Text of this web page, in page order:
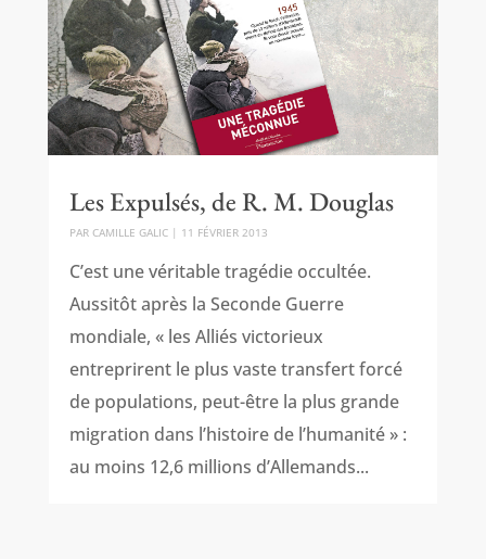
Les Expulsés, de R. M. Douglas
PAR CAMILLE GALIC| 11 FÉVRIER 2013
C’est une véritable tragédie occultée.
Aussitôt après la Seconde Guerre
mondiale, « les Alliés victorieux
entreprirent le plus vaste transfert forcé
de populations, peut-être la plus grande
migration dans l’histoire de l’humanité » :
au moins 12,6 millions d’Allemands...